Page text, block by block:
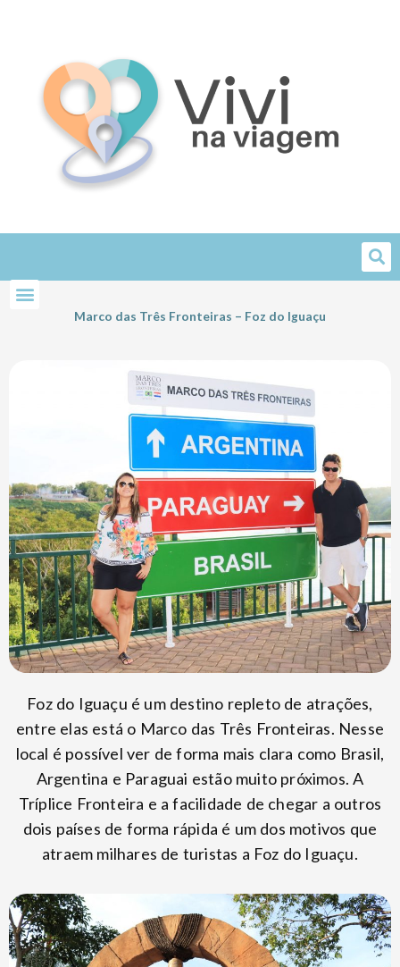
Marco das Três Fronteiras – Foz do Iguaçu
Foz do Iguaçu é um destino repleto de atrações,
entre elas está o Marco das Três Fronteiras. Nesse
local é possível ver de forma mais clara como Brasil,
Argentina e Paraguai estão muito próximos. A
Tríplice Fronteira e a facilidade de chegar a outros
dois países de forma rápida é um dos motivos que
atraem milhares de turistas a Foz do Iguaçu.